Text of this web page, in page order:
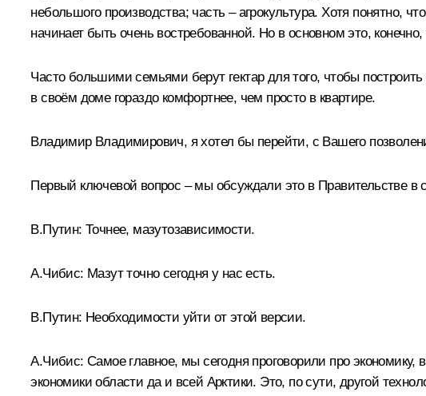
небольшого производства; часть – агрокультура. Хотя понятно,
начинает быть очень востребованной. Но в основном это,
Часто большими семьями берут гектар для того, чтобы
в своём доме гораздо комфортнее, чем просто в квартире.
Владимир Владимирович, я хотел бы перейти, с Вашего
Первый ключевой вопрос – мы обсуждали это в Правительстве в
В.Путин: Точнее, мазутозависимости.
А.Чибис: Мазут точно сегодня у нас есть.
В.Путин: Необходимости уйти от этой версии.
А.Чибис: Самое главное, мы сегодня проговорили про
экономики области да и всей Арктики. Это, по сути, другой